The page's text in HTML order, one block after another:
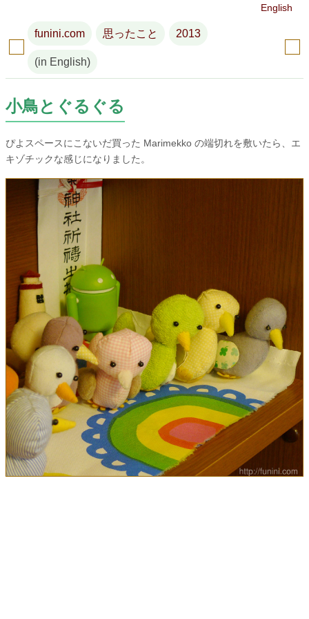
English
funini.com 思ったこと 2013
(in English)
小鳥とぐるぐる
ぴよスペースにこないだ買った Marimekko の端切れを敷いたら、エ
キゾチックな感じになりました。